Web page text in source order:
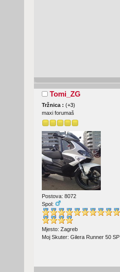
Tomi_ZG
Tržnica : (+3)
maxi forumaš
Postova: 8072
Spol:
Mjesto: Zagreb
Moj Skuter: Gilera Runner 50 SP